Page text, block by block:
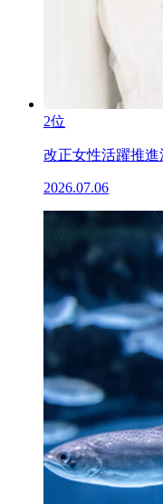
2位
改正女性活躍推
2026.07.06